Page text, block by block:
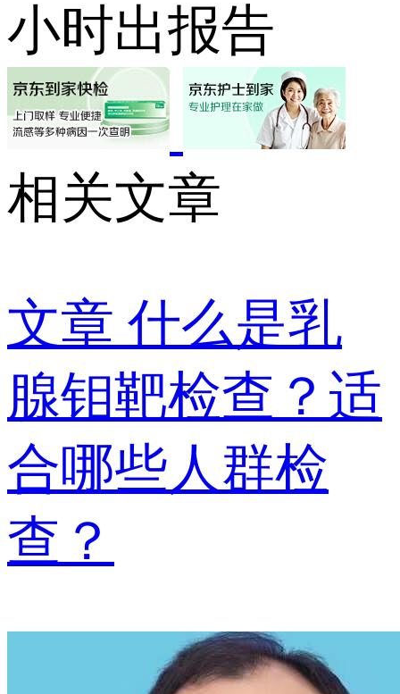
小时出报告
相关文章
文章 什么是乳
腺钼靶检查？适
合哪些人群检
查？